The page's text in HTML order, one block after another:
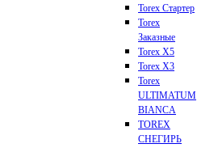
Torex Стартер
Torex
Заказные
Torex Х5
Torex Х3
Torex
ULTIMATUM
BIANCA
TOREX
СНЕГИРЬ